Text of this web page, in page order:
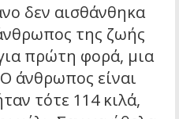
δεν αισθάνθηκα
της ζωής
πρώτη φορά, μια
άνθρωπος είναι
τότε 114 κιλά,